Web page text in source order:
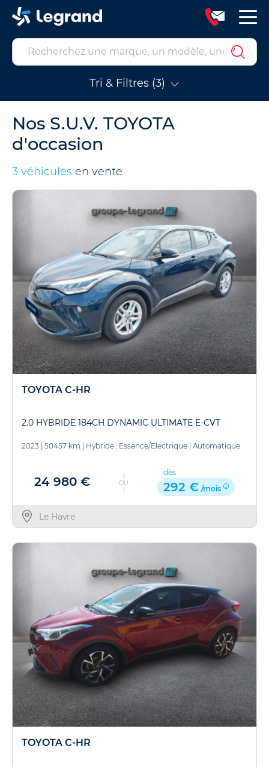
Tri & Filtres (3)
Nos S.U.V. TOYOTA
d'occasion
3 véhicules en vente
TOYOTA C-HR
2.0 HYBRIDE 184CH DYNAMIC ULTIMATE E-CVT
2023 | 50457 km | Hybride : Essence/Electrique | Automatique
24 980 € OU
dès
292 € /mois
Le Havre
TOYOTA C-HR